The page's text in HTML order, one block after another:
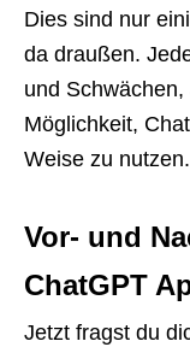
Dies sind nur
da draußen.
und
Möglichkeit,
Weise zu nutzen.
Vor- und
ChatGPT
Jetzt fragst du